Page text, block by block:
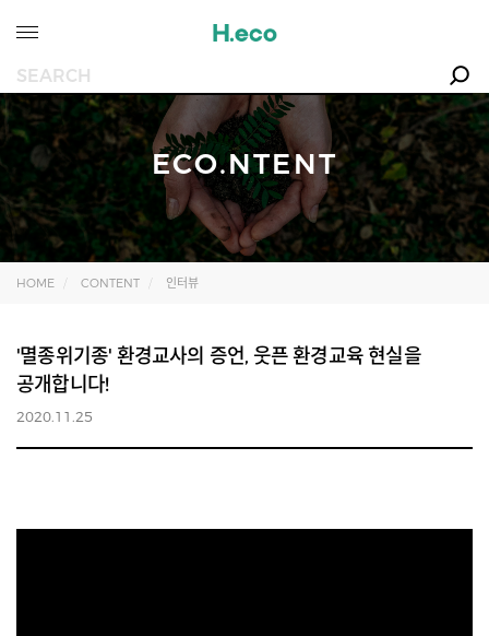
ECO.NTENT
HOME CONTENT 인터뷰
'멸종위기종' 환경교사의 증언, 웃픈 환경교육 현실을
공개합니다!
2020.11.25